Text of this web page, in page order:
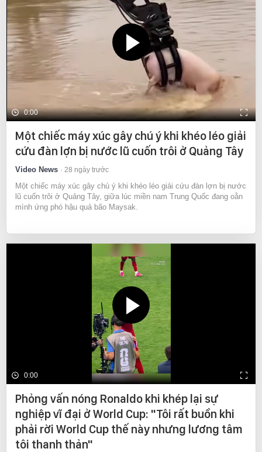
0:00
Một chiếc máy xúc gây chú ý khi khéo léo giải
cứu đàn lợn bị nước lũ cuốn trôi ở Quảng Tây
Video News 28 ngày trước
Một chiếc máy xúc gây chú ý khi khéo léo giải cứu đàn lợn bị nước
lũ cuốn trôi ở Quảng Tây, giữa lúc miền nam Trung Quốc đang oằn
mình ứng phó hậu quả bão Maysak.
0:00
Phỏng vấn nóng Ronaldo khi khép lại sự
nghiệp vĩ đại ở World Cup: "Tôi rất buồn khi
phải rời World Cup thế này nhưng lương tâm
tôi thanh thản"